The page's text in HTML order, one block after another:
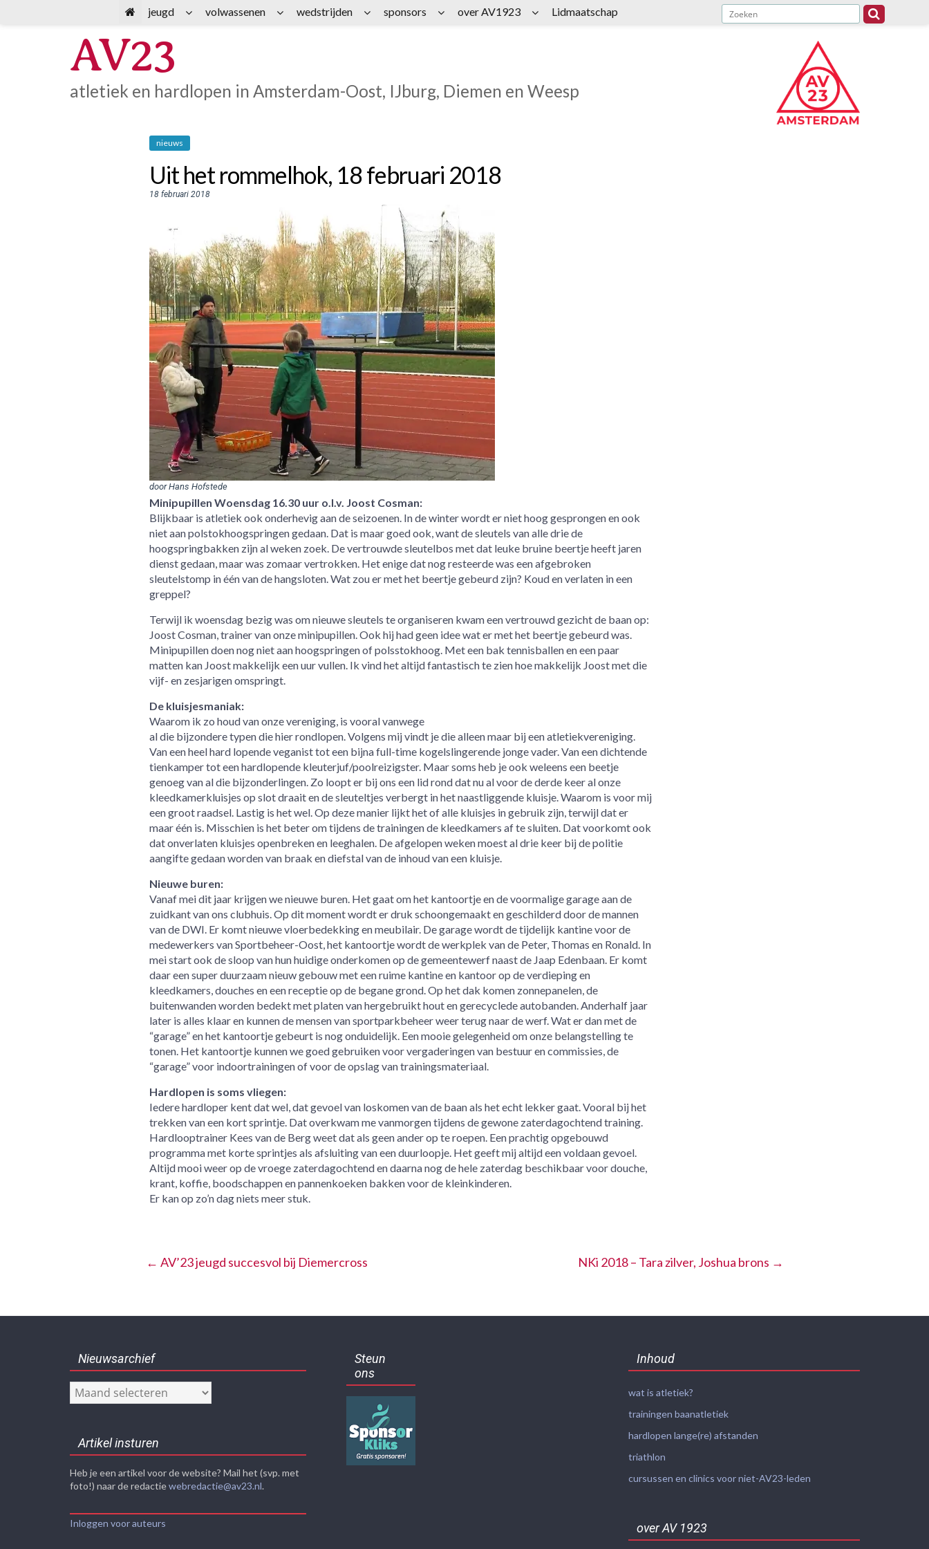
AV23
atletiek en hardlopen in Amsterdam-Oost, IJburg, Diemen en Weesp
nieuws
Uit het rommelhok, 18 februari 2018
18 februari 2018
door Hans Hofstede
Minipupillen Woensdag 16.30 uur o.l.v. Joost Cosman:
Blijkbaar is atletiek ook onderhevig aan de seizoenen. In de winter wordt er niet hoog gesprongen en ook
niet aan polstokhoogspringen gedaan. Dat is maar goed ook, want de sleutels van alle drie de
hoogspringbakken zijn al weken zoek. De vertrouwde sleutelbos met dat leuke bruine beertje heeft jaren
dienst gedaan, maar was zomaar vertrokken. Het enige dat nog resteerde was een afgebroken
sleutelstomp in één van de hangsloten. Wat zou er met het beertje gebeurd zijn? Koud en verlaten in een
greppel?
Terwijl ik woensdag bezig was om nieuwe sleutels te organiseren kwam een vertrouwd gezicht de baan op:
Joost Cosman, trainer van onze minipupillen. Ook hij had geen idee wat er met het beertje gebeurd was.
Minipupillen doen nog niet aan hoogspringen of polsstokhoog. Met een bak tennisballen en een paar
matten kan Joost makkelijk een uur vullen. Ik vind het altijd fantastisch te zien hoe makkelijk Joost met die
vijf- en zesjarigen omspringt.
De kluisjesmaniak:
Waarom ik zo houd van onze vereniging, is vooral vanwege
al die bijzondere typen die hier rondlopen. Volgens mij vindt je die alleen maar bij een atletiekvereniging.
Van een heel hard lopende veganist tot een bijna full-time kogelslingerende jonge vader. Van een dichtende
tienkamper tot een hardlopende kleuterjuf/poolreizigster. Maar soms heb je ook weleens een beetje
genoeg van al die bijzonderlingen. Zo loopt er bij ons een lid rond dat nu al voor de derde keer al onze
kleedkamerkluisjes op slot draait en de sleuteltjes verbergt in het naastliggende kluisje. Waarom is voor mij
een groot raadsel. Lastig is het wel. Op deze manier lijkt het of alle kluisjes in gebruik zijn, terwijl dat er
maar één is. Misschien is het beter om tijdens de trainingen de kleedkamers af te sluiten. Dat voorkomt ook
dat onverlaten kluisjes openbreken en leeghalen. De afgelopen weken moest al drie keer bij de politie
aangifte gedaan worden van braak en diefstal van de inhoud van een kluisje.
Nieuwe buren:
Vanaf mei dit jaar krijgen we nieuwe buren. Het gaat om het kantoortje en de voormalige garage aan de
zuidkant van ons clubhuis. Op dit moment wordt er druk schoongemaakt en geschilderd door de mannen
van de DWI. Er komt nieuwe vloerbedekking en meubilair. De garage wordt de tijdelijk kantine voor de
medewerkers van Sportbeheer-Oost, het kantoortje wordt de werkplek van de Peter, Thomas en Ronald. In
mei start ook de sloop van hun huidige onderkomen op de gemeentewerf naast de Jaap Edenbaan. Er komt
daar een super duurzaam nieuw gebouw met een ruime kantine en kantoor op de verdieping en
kleedkamers, douches en een receptie op de begane grond. Op het dak komen zonnepanelen, de
buitenwanden worden bedekt met platen van hergebruikt hout en gerecyclede autobanden. Anderhalf jaar
later is alles klaar en kunnen de mensen van sportparkbeheer weer terug naar de werf. Wat er dan met de
“garage” en het kantoortje gebeurt is nog onduidelijk. Een mooie gelegenheid om onze belangstelling te
tonen. Het kantoortje kunnen we goed gebruiken voor vergaderingen van bestuur en commissies, de
“garage” voor indoortrainingen of voor de opslag van trainingsmateriaal.
Hardlopen is soms vliegen:
Iedere hardloper kent dat wel, dat gevoel van loskomen van de baan als het echt lekker gaat. Vooral bij het
trekken van een kort sprintje. Dat overkwam me vanmorgen tijdens de gewone zaterdagochtend training.
Hardlooptrainer Kees van de Berg weet dat als geen ander op te roepen. Een prachtig opgebouwd
programma met korte sprintjes als afsluiting van een duurloopje. Het geeft mij altijd een voldaan gevoel.
Altijd mooi weer op de vroege zaterdagochtend en daarna nog de hele zaterdag beschikbaar voor douche,
krant, koffie, boodschappen en pannenkoeken bakken voor de kleinkinderen.
Er kan op zo’n dag niets meer stuk.
← AV’23 jeugd succesvol bij Diemercross NKi 2018 – Tara zilver, Joshua brons →
Nieuwsarchief
Nieuwsarchief
Artikel insturen
Heb je een artikel voor de website? Mail het (svp. met
foto!) naar de redactiewebredactie@av23.nl.
Inloggen voor auteurs
Steun
ons
Inhoud
wat is atletiek?
trainingen baanatletiek
hardlopen lange(re) afstanden
triathlon
cursussen en clinics voor niet-AV23-leden
over AV 1923
jeugd volwassenen wedstrijden sponsors over AV1923 Lidmaatschap